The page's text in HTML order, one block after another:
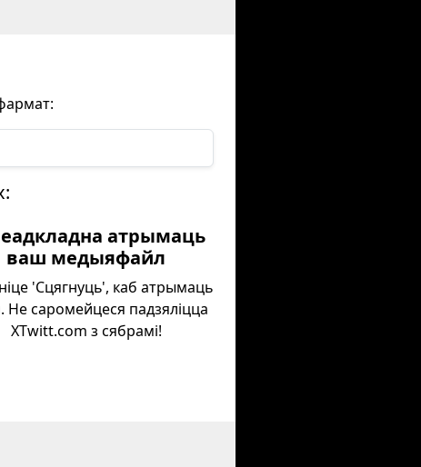
атрымаць
ваш медыяфайл
'Сцягнуць', каб атрымаць
Не саромейцеся падзяліцца
XTwitt.com з сябрамі!